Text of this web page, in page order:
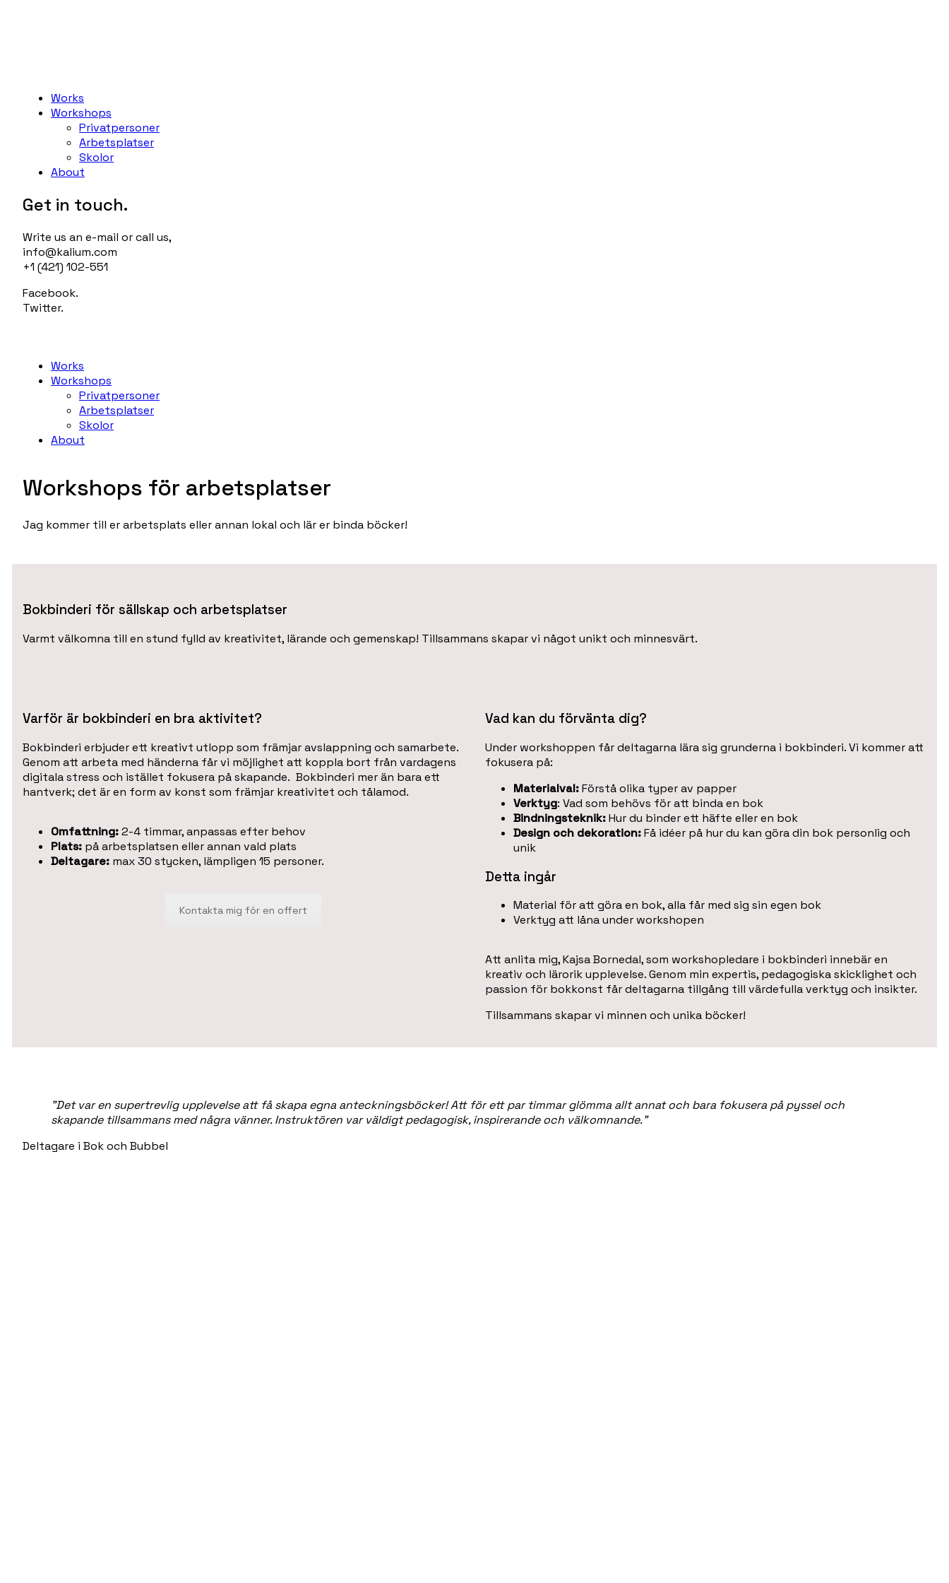
Works
Workshops
Privatpersoner
Arbetsplatser
Skolor
About
Get in touch.
Write us an e-mail or call us,
info@kalium.com
+1 (421) 102-551
Facebook.
Twitter.
Works
Workshops
Privatpersoner
Arbetsplatser
Skolor
About
Workshops för arbetsplatser
Jag kommer till er arbetsplats eller annan lokal och lär er binda böcker!
Bokbinderi för sällskap och arbetsplatser
Varmt välkomna till en stund fylld av kreativitet, lärande och gemenskap! Tillsammans skapar vi något unikt och minnesvärt.
Varför är bokbinderi en bra aktivitet?
Bokbinderi erbjuder ett kreativt utlopp som främjar avslappning och samarbete.
Genom att arbeta med händerna får vi möjlighet att koppla bort från vardagens
digitala stress och istället fokusera på skapande. Bokbinderi mer än bara ett
hantverk; det är en form av konst som främjar kreativitet och tålamod.
Omfattning:2-4 timmar, anpassas efter behov
Plats: på arbetsplatsen eller annan vald plats
Deltagare: max 30 stycken, lämpligen 15 personer.
Kontakta mig för en offert
Vad kan du förvänta dig?
Under workshoppen får deltagarna lära sig grunderna i bokbinderi. Vi kommer att
fokusera på:
Materialval:Förstå olika typer av papper
Verktyg: Vad som behövs för att binda en bok
Bindningsteknik:Hur du binder ett häfte eller en bok
Design och dekoration:Få idéer på hur du kan göra din bok personlig och
unik
Detta ingår
Material för att göra en bok, alla får med sig sin egen bok
Verktyg att låna under workshopen
Att anlita mig, Kajsa Bornedal, som workshopledare i bokbinderi innebär en
kreativ och lärorik upplevelse. Genom min expertis, pedagogiska skicklighet och
passion för bokkonst får deltagarna tillgång till värdefulla verktyg och insikter.
Tillsammans skapar vi minnen och unika böcker!
”Det var en supertrevlig upplevelse att få skapa egna anteckningsböcker! Att för ett par timmar glömma allt annat och bara fokusera på pyssel och
skapande tillsammans med några vänner. Instruktören var väldigt pedagogisk,inspirerande och välkomnande.”
Deltagare i Bok och Bubbel